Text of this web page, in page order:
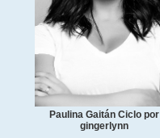
Paulina Gaitán Ciclo por
gingerlynn